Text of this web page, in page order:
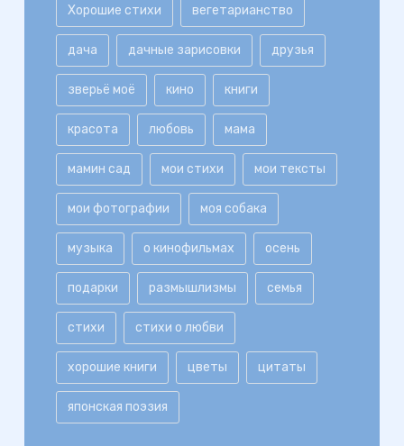
Хорошие стихи вегетарианство
дача дачные зарисовки друзья
зверьё моё кино книги
красота любовь мама
мамин сад мои стихи мои тексты
мои фотографии моя собака
музыка о кинофильмах осень
подарки размышлизмы семья
стихи стихи о любви
хорошие книги цветы цитаты
японская поэзия